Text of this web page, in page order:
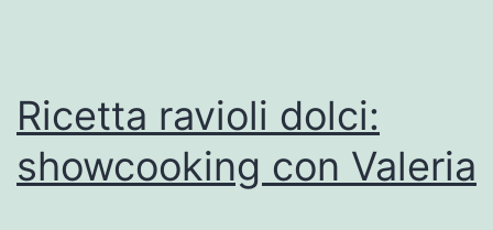
Ricetta ravioli dolci:
showcooking con Valeria